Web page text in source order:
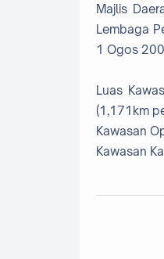
Majlis
Lembaga
1 Ogos
Luas
(1,171km
Kawasan
Kawasan